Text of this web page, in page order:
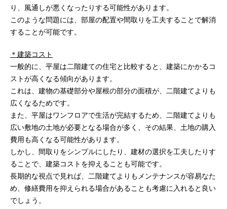
り、風通しが悪くなったりする可能性があります。
このような問題には、部屋の配置や間取りを工夫することで解消
することが可能です。
＊建築コスト
一般的に、平屋は二階建ての住宅と比較すると、建築にかかるコ
ストが高くなる傾向があります。
これは、建物の基礎部分や屋根の部分の面積が、二階建てよりも
広くなるためです。
また、平屋はワンフロアで生活が完結するため、二階建てよりも
広い敷地の土地が必要となる場合が多く、その結果、土地の購入
費用も高くなる可能性があります。
しかし、間取りをシンプルにしたり、建材の選択を工夫したりす
ることで、建築コストを抑えることも可能です。
長期的な視点で見れば、二階建てよりもメンテナンスが容易なた
め、修繕費用を抑えられる場合があることも考慮に入れると良い
でしょう。